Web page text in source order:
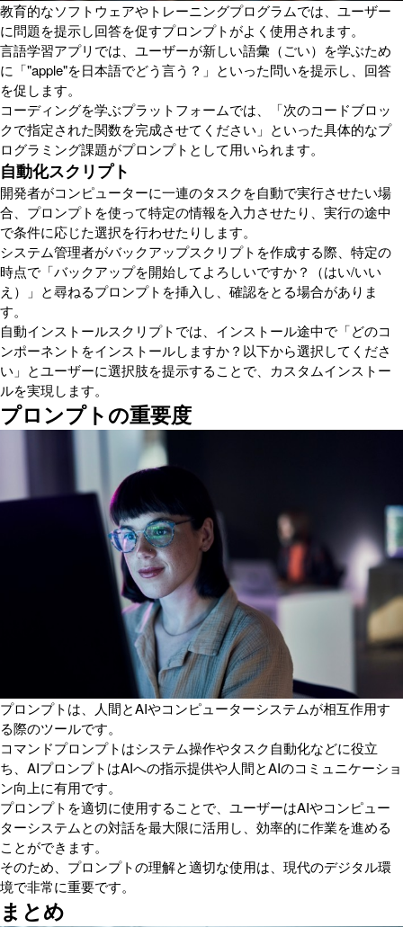
教育的なソフトウェアやトレーニングプログラムでは、ユーザー
に問題を提示し回答を促すプロンプトがよく使用されます。
言語学習アプリでは、ユーザーが新しい語彙（ごい）を学ぶため
に「"apple"を日本語でどう言う？」といった問いを提示し、回答
を促します。
コーディングを学ぶプラットフォームでは、「次のコードブロッ
クで指定された関数を完成させてください」といった具体的なプ
ログラミング課題がプロンプトとして用いられます。
自動化スクリプト
開発者がコンピューターに一連のタスクを自動で実行させたい場
合、プロンプトを使って特定の情報を入力させたり、実行の途中
で条件に応じた選択を行わせたりします。
システム管理者がバックアップスクリプトを作成する際、特定の
時点で「バックアップを開始してよろしいですか？（はい/いい
え）」と尋ねるプロンプトを挿入し、確認をとる場合がありま
す。
自動インストールスクリプトでは、インストール途中で「どのコ
ンポーネントをインストールしますか？以下から選択してくださ
い」とユーザーに選択肢を提示することで、カスタムインストー
ルを実現します。
プロンプトの重要度
プロンプトは、人間とAIやコンピューターシステムが相互作用す
る際のツールです。
コマンドプロンプトはシステム操作やタスク自動化などに役立
ち、AIプロンプトはAIへの指示提供や人間とAIのコミュニケーショ
ン向上に有用です。
プロンプトを適切に使用することで、ユーザーはAIやコンピュー
ターシステムとの対話を最大限に活用し、効率的に作業を進める
ことができます。
そのため、プロンプトの理解と適切な使用は、現代のデジタル環
境で非常に重要です。
まとめ